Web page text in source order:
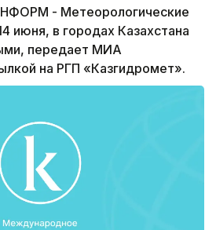
- Метеорологические
июня, в городах Казахстана
передает МИА
на РГП «Казгидромет».